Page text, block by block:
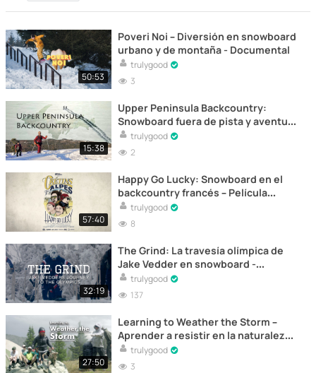
50:53
Poveri Noi – Diversión en snowboard
urbano y de montaña - Documental
trulygood
3
15:38
Upper Peninsula Backcountry:
Snowboard fuera de pista y aventura
- Documental completo online
trulygood
2
57:40
Happy Go Lucky: Snowboard en el
backcountry francés – Película
completa online
trulygood
8
32:19
The Grind: La travesía olímpica de
Jake Vedder en snowboard -
Documental
trulygood
137
27:50
Learning to Weather the Storm –
Aprender a resistir en la naturaleza –
Documental
trulygood
3